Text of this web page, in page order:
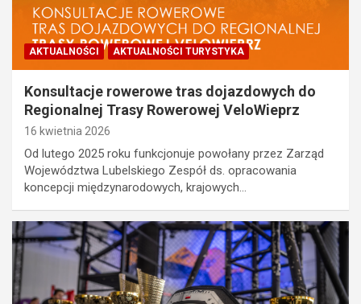
AKTUALNOŚCI AKTUALNOŚCI TURYSTYKA
Konsultacje rowerowe tras dojazdowych do
Regionalnej Trasy Rowerowej VeloWieprz
16 kwietnia 2026
Od lutego 2025 roku funkcjonuje powołany przez Zarząd
Województwa Lubelskiego Zespół ds. opracowania
koncepcji międzynarodowych, krajowych…